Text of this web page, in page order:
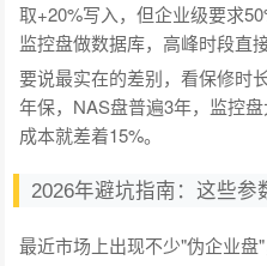
取+20%写入，但企业级要求
监控盘做数据库，高峰时段直
要说最实在的差别，看保修时
年保，NAS盘普遍3年，监控
成本就差着15%。
2026年避坑指南：这些参
最近市场上出现不少"伪企业盘"